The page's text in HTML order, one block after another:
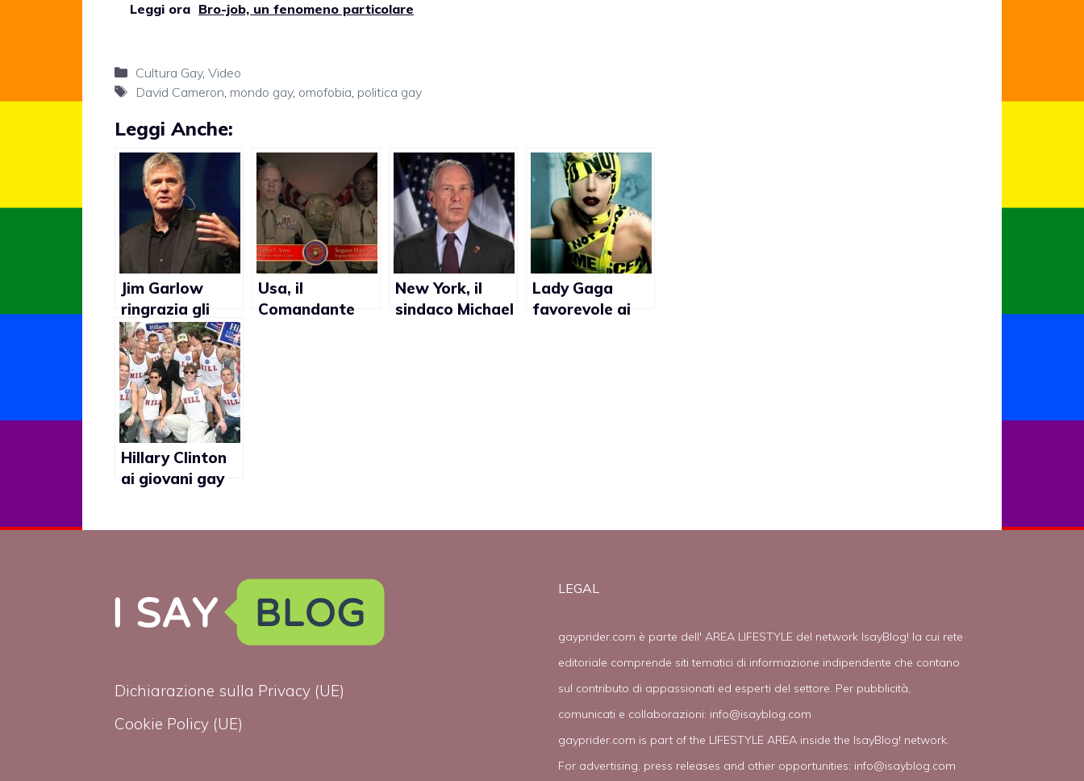
Leggi ora Bro-job, un fenomeno particolare
Categorie
Cultura Gay, Video
Tag
David Cameron mondo gay, omofobia politica gay
Leggi Anche:
Jim Garlow
ringrazia gli
afroamericani
per aver
salvato
l’America dai
matrimoni gay
Usa, il
Comandante
New York, il
sindaco Michael
Lady Gaga
favorevole ai
Hillary Clinton
ai giovani gay
Dichiarazione sulla Privacy (UE)
Cookie Policy (UE)
LEGAL
gayprider.com è parte dell' AREA LIFESTYLE del network IsayBlog! la cui rete
editoriale comprende siti tematici di informazione indipendente che contano
sul contributo di appassionati ed esperti del settore. Per pubblicità,
comunicati e collaborazioni: info@isayblog.com
gayprider.com is part of the LIFESTYLE AREA inside the IsayBlog! network.
For advertising, press releases and other opportunities: info@isayblog.com